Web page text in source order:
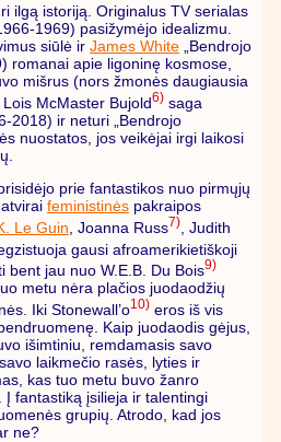
ilgą istoriją. Originalus TV serialas
1969) pasižymėjo idealizmu.
siūlė ir James White„Bendrojo
romanai apie ligoninę kosmose,
mišrus (nors žmonės daugiausia
McMaster Bujold6)saga
2018) ir neturi „Bendrojo
nuostatos, jos veikėjai irgi laikosi
prie fantastikos nuo pirmųjų
feministinėspakraipos
Le Guin , Joanna Russ7), Judith
gausi afroamerikietiškoji
bent jau nuo W.E.B. Du Bois9)
metu nėra plačios juodaodžių
Iki Stonewall’o10)eros iš vis
Kaip juodaodis gėjus,
išimtiniu, remdamasis savo
laikmečio rasės, lyties ir
kas tuo metu buvo žanro
Į fantastiką įsilieja ir talentingi
grupių. Atrodo, kad jos
ne?